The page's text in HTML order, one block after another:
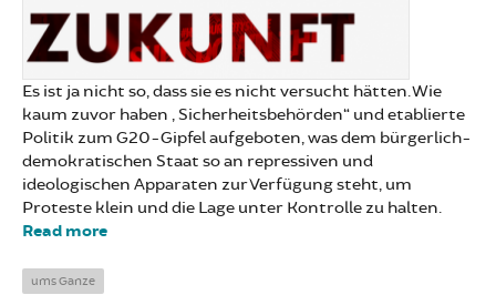
Es ist ja nicht so, dass sie es nicht versucht hätten. Wie
kaum zuvor haben „Sicherheitsbehörden“ und etablierte
Politik zum G20-Gipfel aufgeboten, was dem bürgerlich-
demokratischen Staat so an repressiven und
ideologischen Apparaten zur Verfügung steht, um
Proteste klein und die Lage unter Kontrolle zu halten.
Read more
ums Ganze